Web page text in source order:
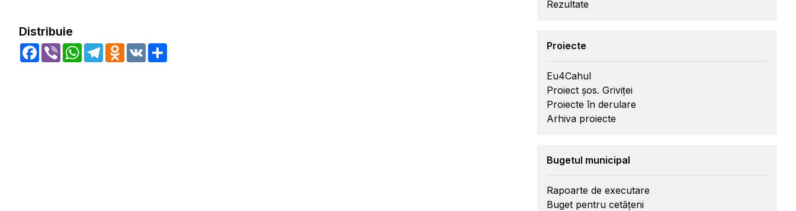
Distribuie
Facebook
Viber WhatsApp
TelegramOdnoklassniki
VK
Rezultate
Proiecte
Eu4Cahul
Proiect șos. Griviței
Proiecte în derulare
Arhiva proiecte
Bugetul municipal
Rapoarte de executare
Buget pentru cetățeni